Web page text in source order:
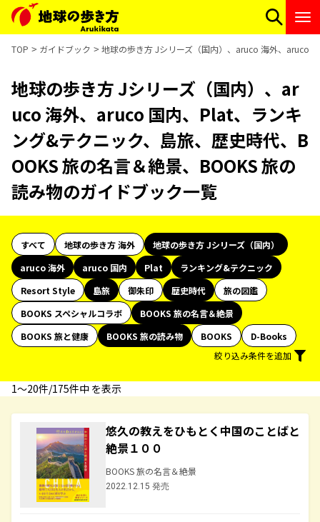
TOP ガイドブック 地球の歩き方 Jシリーズ（国内）、aruco 海外、aruco
地球の歩き方 Jシリーズ（国内）、ar
uco 海外、aruco 国内、Plat、ランキ
ング&テクニック、島旅、歴史時代、B
OOKS 旅の名言＆絶景、BOOKS 旅の
読み物のガイドブック一覧
すべて 地球の歩き方 海外
地球の歩き方 Jシリーズ（国内）
aruco 海外
aruco 国内 Plat
ランキング&テクニック
Resort Style
島旅 御朱印 歴史時代
旅の図鑑
BOOKS スペシャルコラボ
BOOKS 旅の名言＆絶景
BOOKS 旅と健康
BOOKS 旅の読み物 BOOKS
D-Books
絞り込み条件を追加
1〜20件/175件中 を表示
悠久の教えをひもとく中国のことばと
絶景１００
BOOKS 旅の名言＆絶景
2022.12.15 発売